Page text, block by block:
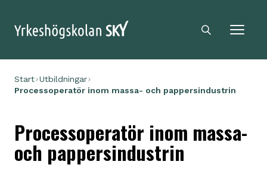
Sky logga
Sökikon
Start Utbildningar
Processoperatör inom massa- och pappersindustrin
Processoperatör inom massa-
och pappersindustrin